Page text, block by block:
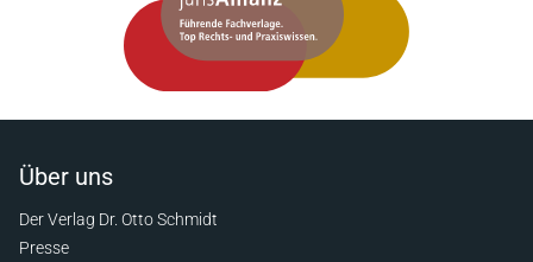
Über uns
Der Verlag Dr. Otto Schmidt
Presse